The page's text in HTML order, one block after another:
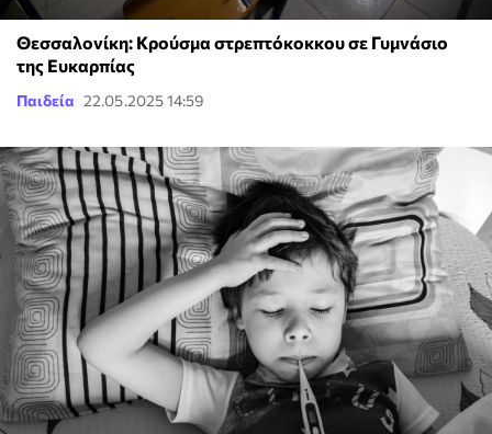
Θεσσαλονίκη: Κρούσμα στρεπτόκοκκου σε Γυμνάσιο
της Ευκαρπίας
Παιδεία 22.05.2025 14:59